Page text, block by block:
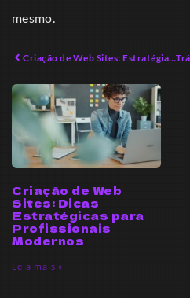
mesmo.
Criação de Web Sites: Estratégias Avançadas para Empreendedores
Criação de Web
Sites: Dicas
Estratégicas para
Profissionais
Modernos
Leia mais »